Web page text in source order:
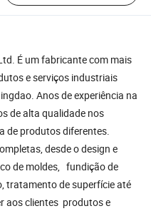
É um fabricante com mais
e serviços industriais
Anos de experiência na
de alta qualidade nos
de produtos diferentes.
desde o design e
de moldes, fundição de
tratamento de superfície até
aos clientes produtos e